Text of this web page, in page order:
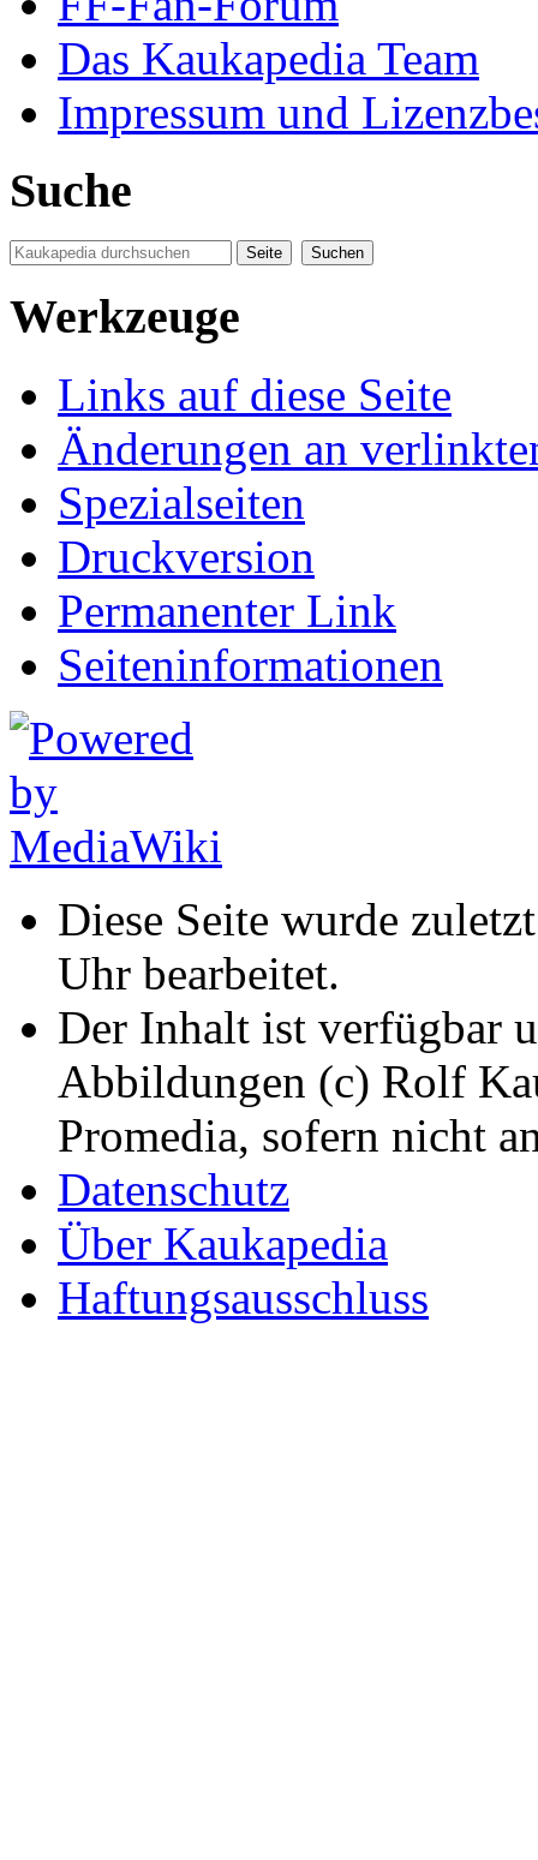
Das Kaukapedia Team
Impressum und
Suche
Werkzeuge
Links auf diese Seite
Änderungen an
Spezialseiten
Druckversion
Permanenter Link
Seiten­informationen
Diese Seite wurde
Uhr bearbeitet.
Der Inhalt ist verfügbar
Abbildungen (c) Rolf
Promedia, sofern nicht
Datenschutz
Über Kaukapedia
Haftungsausschluss